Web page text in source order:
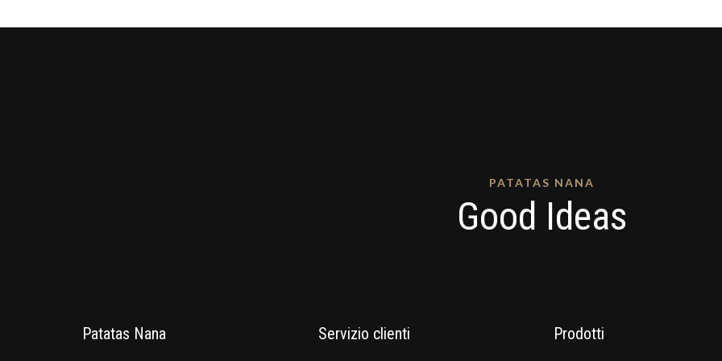
PATATAS NANA
Good Ideas
Patatas Nana Servizio clienti Prodotti